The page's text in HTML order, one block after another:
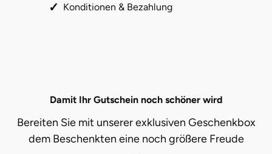
Konditionen & Bezahlung
Damit Ihr Gutschein noch schöner wird
Bereiten Sie mit unserer exklusiven Geschenkbox
dem Beschenkten eine noch größere Freude